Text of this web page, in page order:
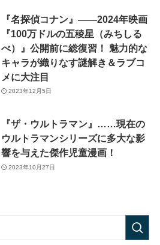
『名探偵コナン』――2024年映画
『100万ドルの五稜星（みちしる
べ）』公開前に総復習！ 魅力的な
キャラが織りなす謎解き＆ラブコ
メに大注目
2023年12月5日
『ザ・ウルトラマン』……現在の
ウルトラマンシリーズに多大な影
響を与えた傑作児童漫画！
2023年10月27日